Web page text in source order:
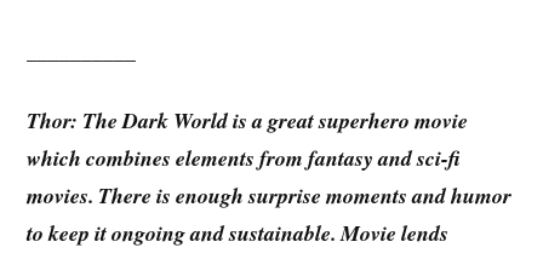
Thor: The Dark World is a great superhero movie
which combines elements from fantasy and sci-fi
movies. There is enough surprise moments and humor
to keep it ongoing and sustainable. Movie lends